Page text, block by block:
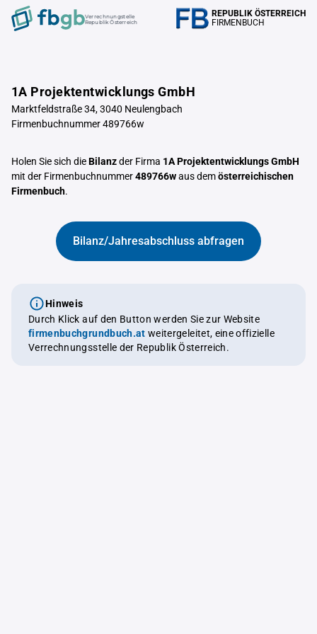
Verrechnungstelle
Republik Österreich
REPUBLIK ÖSTERREICH
FIRMENBUCH
1A Projektentwicklungs GmbH
Marktfeldstraße 34, 3040 Neulengbach
Firmenbuchnummer 489766w
Holen Sie sich dieBilanzder Firma 1A Projektentwicklungs GmbH
mit der Firmenbuchnummer489766waus demösterreichischen
Firmenbuch.
Bilanz/Jahresabschluss abfragen
Hinweis
Durch Klick auf den Button werden Sie zur Website
firmenbuchgrundbuch.at weitergeleitet, eine offizielle
Verrechnungsstelle der Republik Österreich.